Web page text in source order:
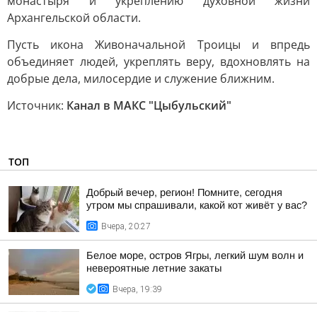
Архангельской области.
Пусть икона Живоначальной Троицы и впредь
объединяет людей, укреплять веру, вдохновлять на
добрые дела, милосердие и служение ближним.
Источник: Канал в МАКС "Цыбульский"
ТОП
Добрый вечер, регион! Помните, сегодня
утром мы спрашивали, какой кот живёт у вас?
Вчера, 20:27
Белое море, остров Ягры, легкий шум волн и
невероятные летние закаты
Вчера, 19:39